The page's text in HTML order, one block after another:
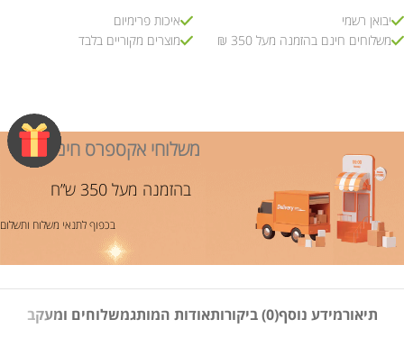
יבואן רשמי
משלוחים חינם בהזמנה מעל 350 ₪
איכות פרימיום
מוצרים מקוריים בלבד
משלוחי אקספרס חינם!
בהזמנה מעל 350 ש”ח
בכפוף לתנאי משלוח ותשלום
תיאורמידע נוסף(0) ביקורות אודות המותגמשלוחים ומעקב